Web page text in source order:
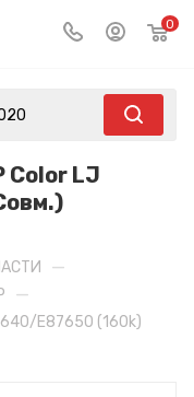
0
Color LJ
—
—
E87650 (160k)